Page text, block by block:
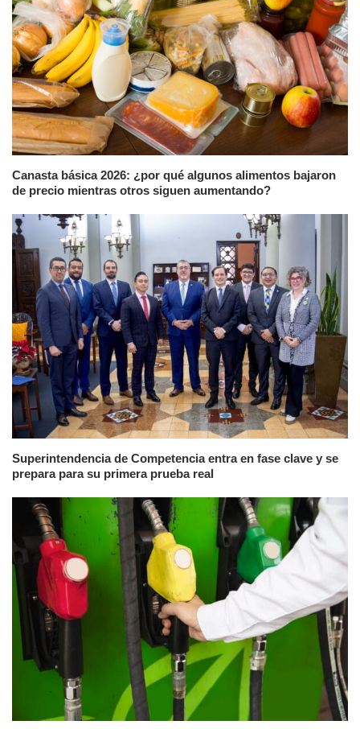
Canasta básica 2026: ¿por qué algunos alimentos bajaron
de precio mientras otros siguen aumentando?
Superintendencia de Competencia entra en fase clave y se
prepara para su primera prueba real